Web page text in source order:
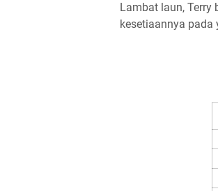
Lambat laun,
kesetiaannya pada